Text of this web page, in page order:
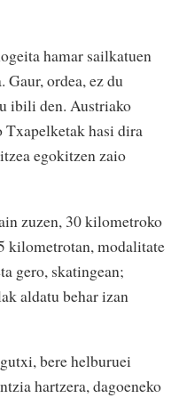
hamar sailkatuen
Gaur, ordea, ez du
ibili den. Austriako
hasi dira
egokitzen zaio
zuzen, 30 kilometroko
kilometrotan, modalitate
gero, skatingean;
aldatu behar izan
bere helburuei
hartzera, dagoeneko